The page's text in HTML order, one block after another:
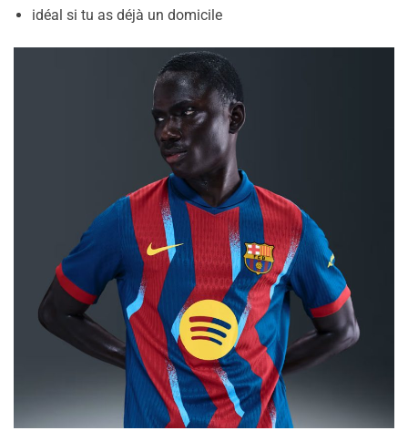
idéal si tu as déjà un domicile